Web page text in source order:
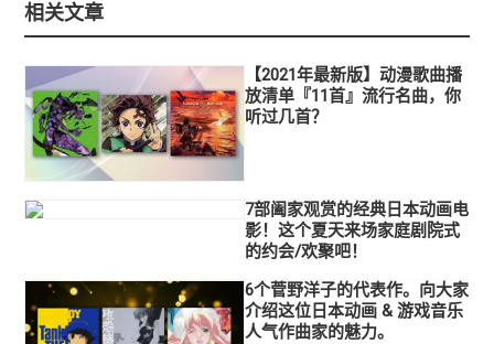
相关文章
【2021年最新版】动漫歌曲播
放清单『11首』流行名曲，你
听过几首？
7部阖家观赏的经典日本动画电
影！这个夏天来场家庭剧院式
的约会/欢聚吧！
6个菅野洋子的代表作。向大家
介绍这位日本动画 & 游戏音乐
人气作曲家的魅力。